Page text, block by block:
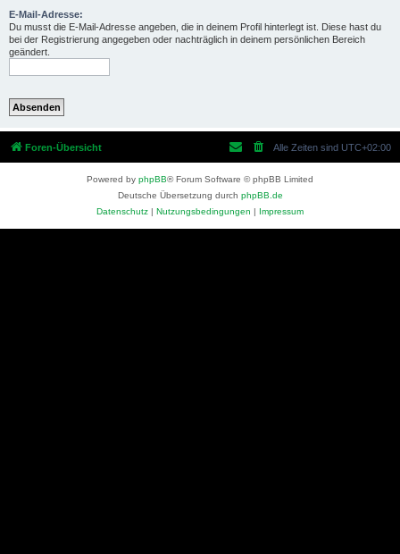
E-Mail-Adresse:
Du musst die E-Mail-Adresse angeben, die in deinem Profil hinterlegt ist. Diese hast du
bei der Registrierung angegeben oder nachträglich in deinem persönlichen Bereich
geändert.
Foren-Übersicht Alle Zeiten sind UTC+02:00
Powered by phpBB® Forum Software © phpBB Limited
Deutsche Übersetzung durch phpBB.de
Datenschutz | Nutzungsbedingungen | Impressum